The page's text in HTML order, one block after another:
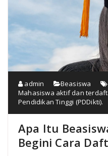
admin Beasiswa
Mahasiswa aktif dan
Pendidikan Tinggi (PDDikti).
Apa Itu
Begini Cara